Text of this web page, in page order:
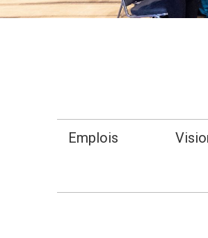
Emplois